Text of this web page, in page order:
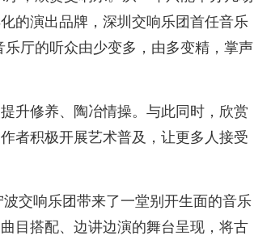
的演出品牌，深圳交响乐团首任音乐
厅的听众由少变多，由多变精，掌声
升修养、陶冶情操。与此同时，欣赏
者积极开展艺术普及，让更多人接受
交响乐团带来了一堂别开生面的音乐
目搭配、边讲边演的舞台呈现，将古